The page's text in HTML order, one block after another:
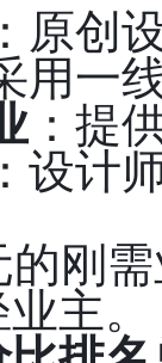
：原创
用一
：提
设计
刚
主。